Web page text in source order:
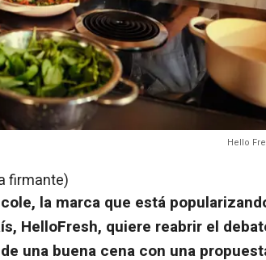
Hello
firmante)
la marca que está
HelloFresh, quiere reabrir el
una buena cena con una